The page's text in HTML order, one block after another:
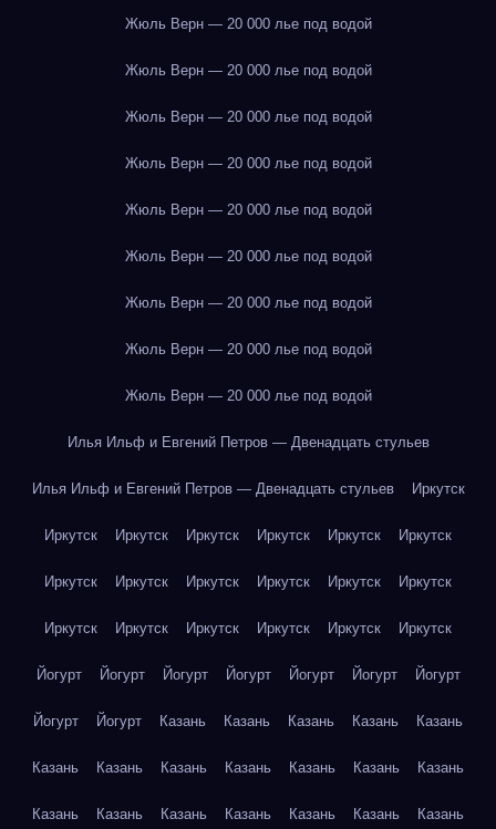
Жюль Верн — 20 000 лье под водой
Жюль Верн — 20 000 лье под водой
Жюль Верн — 20 000 лье под водой
Жюль Верн — 20 000 лье под водой
Жюль Верн — 20 000 лье под водой
Жюль Верн — 20 000 лье под водой
Жюль Верн — 20 000 лье под водой
Жюль Верн — 20 000 лье под водой
Жюль Верн — 20 000 лье под водой
Илья Ильф и Евгений Петров — Двенадцать стульев
Илья Ильф и Евгений Петров — Двенадцать стульев Иркутск
Иркутск Иркутск Иркутск Иркутск Иркутск Иркутск
Иркутск Иркутск Иркутск Иркутск Иркутск Иркутск
Иркутск Иркутск Иркутск Иркутск Иркутск Иркутск
Йогурт Йогурт Йогурт Йогурт Йогурт Йогурт Йогурт
Йогурт Йогурт Казань Казань Казань Казань Казань
Казань Казань Казань Казань Казань Казань Казань
Казань Казань Казань Казань Казань Казань Казань